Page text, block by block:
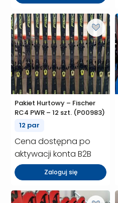
Pakiet Hurtowy – Fischer
RC4 PWR – 12 szt. (P00983)
12 par
Cena dostępna po
aktywacji konta B2B
Zaloguj się